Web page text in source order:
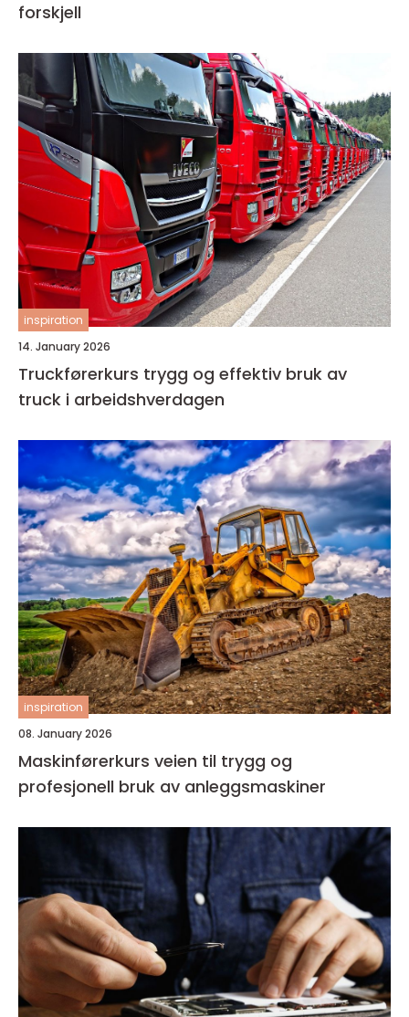
forskjell
inspiration
14. January 2026
Truckførerkurs trygg og effektiv bruk av
truck i arbeidshverdagen
inspiration
08. January 2026
Maskinførerkurs veien til trygg og
profesjonell bruk av anleggsmaskiner